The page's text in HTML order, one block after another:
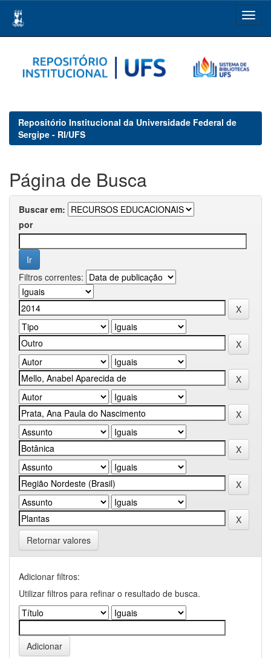
navigation
Repositório Institucional da Universidade Federal de
Sergipe - RI/UFS
Página de Busca
Buscar em:
por
Filtros correntes:
Retornar valores
Adicionar filtros:
Utilizar filtros para refinar o resultado de busca.